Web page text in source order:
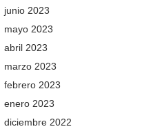
junio 2023
mayo 2023
abril 2023
marzo 2023
febrero 2023
enero 2023
diciembre 2022